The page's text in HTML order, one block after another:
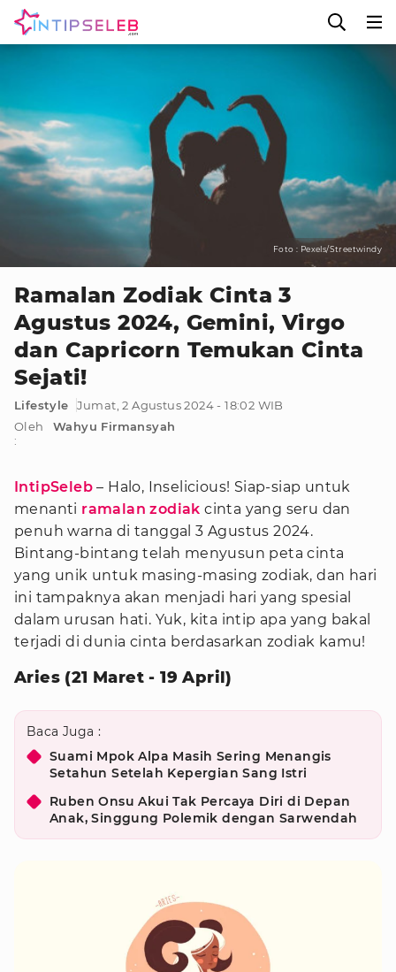
Foto : Pexels/Streetwindy
Ramalan Zodiak Cinta 3
Agustus 2024, Gemini, Virgo
dan Capricorn Temukan Cinta
Sejati!
Lifestyle
Jumat, 2 Agustus 2024 - 18:02 WIB
Oleh
:
Wahyu Firmansyah
IntipSeleb – Halo, Inselicious! Siap-siap untuk
menanti ramalan zodiak cinta yang seru dan
penuh warna di tanggal 3 Agustus 2024.
Bintang-bintang telah menyusun peta cinta
yang unik untuk masing-masing zodiak, dan hari
ini tampaknya akan menjadi hari yang spesial
dalam urusan hati. Yuk, kita intip apa yang bakal
terjadi di dunia cinta berdasarkan zodiak kamu!
Aries (21 Maret - 19 April)
Baca Juga :
Suami Mpok Alpa Masih Sering Menangis
Setahun Setelah Kepergian Sang Istri
Ruben Onsu Akui Tak Percaya Diri di Depan
Anak, Singgung Polemik dengan Sarwendah